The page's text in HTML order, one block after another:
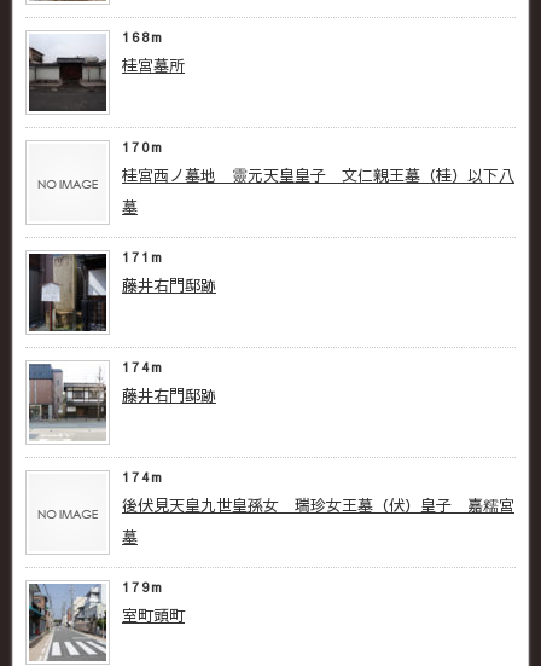
168m
桂宮墓所
170m
桂宮西ノ墓地 靈元天皇皇子 文仁親王墓（桂）以下八
墓
171m
藤井右門邸跡
174m
藤井右門邸跡
174m
後伏見天皇九世皇孫女 瑞珍女王墓（伏） 皇子 嘉糯宮
墓
179m
室町頭町